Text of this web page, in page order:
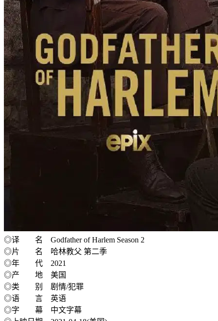
◎译 名 Godfather of Harlem Season 2
◎片 名 哈林教父 第二季
◎年 代 2021
◎产 地 美国
◎类 别 剧情/犯罪
◎语 言 英语
◎字 幕 中文字幕